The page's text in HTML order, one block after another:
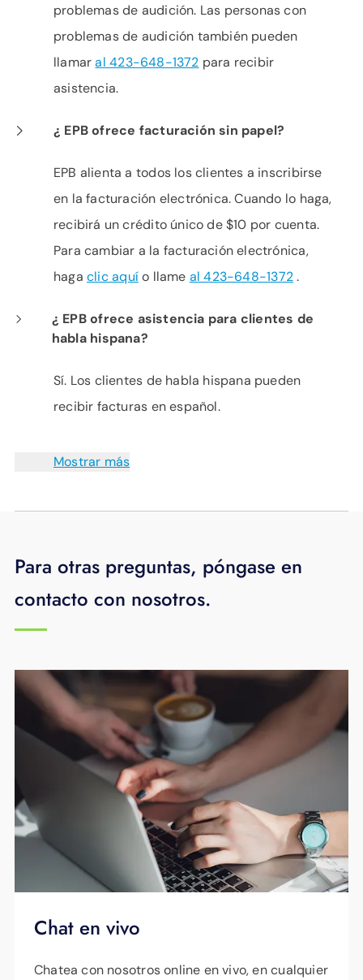
problemas de audición. Las personas con
problemas de audición también pueden
llamaral 423-648-1372 para recibir
asistencia.
¿ EPB ofrece facturación sin papel?
EPB alienta a todos los clientes a inscribirse
en la facturación electrónica. Cuando lo haga,
recibirá un crédito único de $10 por cuenta.
Para cambiar a la facturación electrónica,
hagaclic aquío llame al 423-648-1372.
¿ EPB ofrece asistencia para clientes de
habla hispana?
Sí. Los clientes de habla hispana pueden
recibir facturas en español.
Mostrar más
Para otras preguntas, póngase en
contacto con nosotros.
Chat en vivo
Chatea con nosotros online en vivo, en cualquier